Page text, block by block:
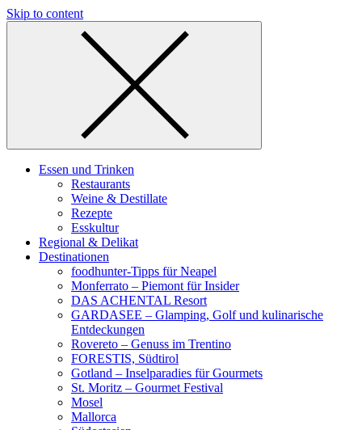
Skip to content
Essen und Trinken
Restaurants
Weine & Destillate
Rezepte
Esskultur
Regional & Delikat
Destinationen
foodhunter-Tipps für Neapel
Monferrato – Piemont für Insider
DAS ACHENTAL Resort
GARDASEE – Glamping, Golf und kulinarische
Entdeckungen
Rovereto – Genuss im Trentino
FORESTIS, Südtirol
Gotland – Inselparadies für Gourmets
St. Moritz – Gourmet Festival
Mosel
Mallorca